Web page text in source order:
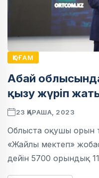
ҚОҒАМ
Абай
қызу жүріп
23 ҚАРАША, 2023
Облыста оқушы орын
«Жайлы мектеп»
дейін 5700 орындық